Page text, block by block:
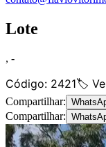
Lote
, -
Código: 2421🏷️
Compartilhar:
Compartilhar: